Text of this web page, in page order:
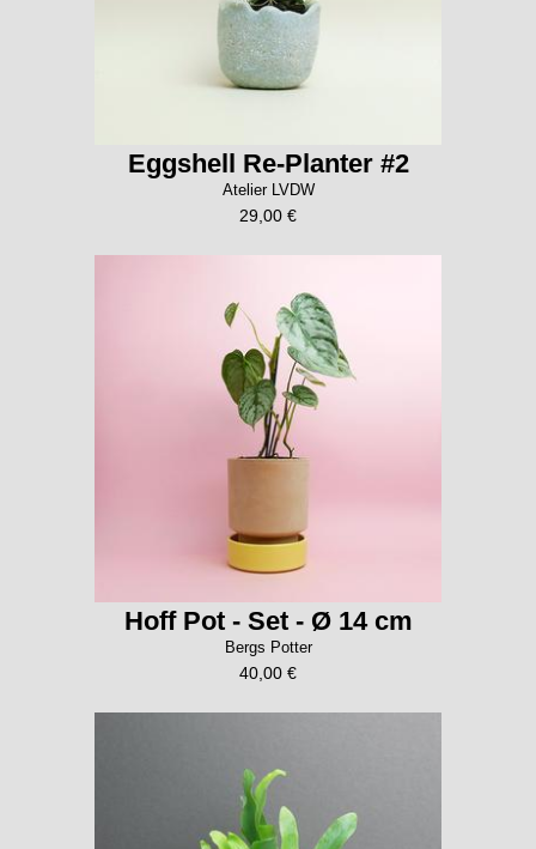
Eggshell Re-Planter #2
Atelier LVDW
29,00 €
Hoff Pot - Set - Ø 14 cm
Bergs Potter
40,00 €